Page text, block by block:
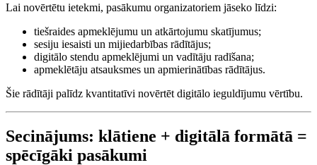
Lai novērtētu ietekmi, pasākumu organizatoriem jāseko līdzi:
tiešraides apmeklējumu un atkārtojumu skatījumus;
sesiju iesaisti un mijiedarbības rādītājus;
digitālo stendu apmeklējumi un vadītāju radīšana;
apmeklētāju atsauksmes un apmierinātības rādītājus.
Šie rādītāji palīdz kvantitatīvi novērtēt digitālo ieguldījumu vērtību.
Secinājums: klātiene + digitālā formātā =
spēcīgāki pasākumi